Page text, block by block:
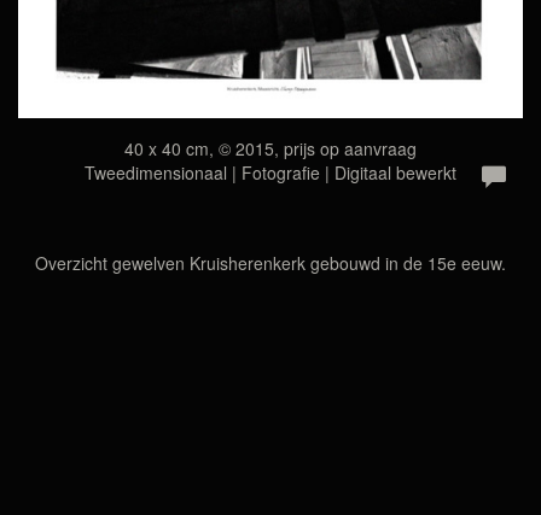
40 x 40 cm, © 2015, prijs op aanvraag
Tweedimensionaal | Fotografie | Digitaal bewerkt
Overzicht gewelven Kruisherenkerk gebouwd in de 15e eeuw.